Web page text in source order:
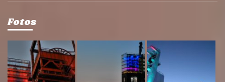
Fotos